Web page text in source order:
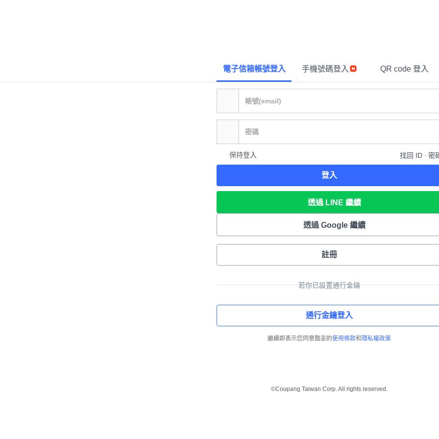
電子信箱帳號登入 手機號碼登入 QR code 登入
保持登入 找回 ID ∙ 密
登入
透過 LINE 繼續
透過 Google 繼續
註冊
若你已設置通行金鑰
通行金鑰登入
繼續即表示您同意酷澎的使用條款和 隱私權政策
©Coupang Taiwan Corp. All rights reserved.